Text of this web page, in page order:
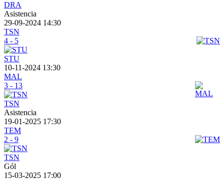
DRA
Asistencia
29-09-2024 14:30
TSN
4 - 5
STU
10-11-2024 13:30
MAL
3 - 13
TSN
Asistencia
19-01-2025 17:30
TEM
2 - 9
TSN
Gól
15-03-2025 17:00